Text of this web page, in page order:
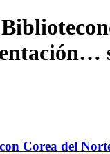
Corea del